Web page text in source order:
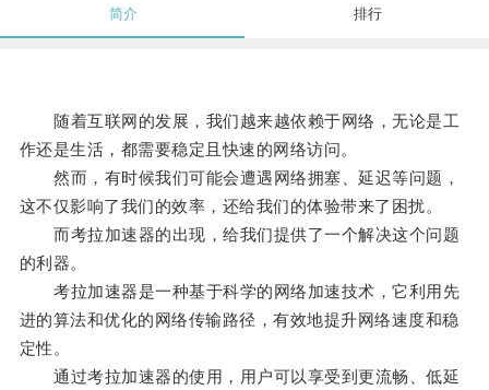
简介 排行
随着互联网的发展，我们越来越依赖于网络，无论是工
作还是生活，都需要稳定且快速的网络访问。
然而，有时候我们可能会遭遇网络拥塞、延迟等问题，
这不仅影响了我们的效率，还给我们的体验带来了困扰。
而考拉加速器的出现，给我们提供了一个解决这个问题
的利器。
考拉加速器是一种基于科学的网络加速技术，它利用先
进的算法和优化的网络传输路径，有效地提升网络速度和稳
定性。
通过考拉加速器的使用，用户可以享受到更流畅、低延